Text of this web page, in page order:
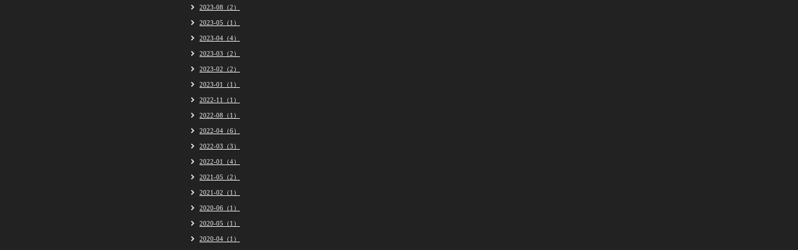
2023-08（2）
2023-05（1）
2023-04（4）
2023-03（2）
2023-02（2）
2023-01（1）
2022-11（1）
2022-08（1）
2022-04（6）
2022-03（3）
2022-01（4）
2021-05（2）
2021-02（1）
2020-06（1）
2020-05（1）
2020-04（1）